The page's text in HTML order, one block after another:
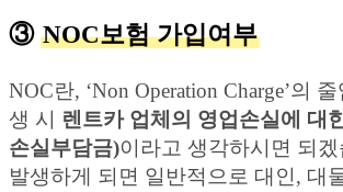
③ NOC보험 가입여부
NOC란, ‘Non Operation Charge’의
생 시 렌트카 업체의 영업손실에 대
손실부담금)이라고 생각하시면 되
발생하게 되면 일반적으로 대인, 대